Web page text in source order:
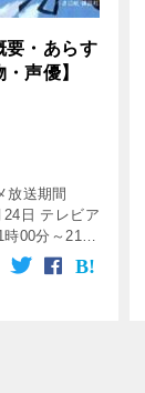
・あらす
声優】
放送期間
日 テレビア
00分～21時
12話